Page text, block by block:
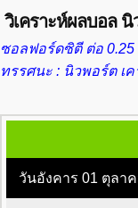
วิเคราะห์ผลบอล
ซอลฟอร์ดซิตี ต่อ 0.25
ทรรศนะ : นิวพอร์ต เ
วันอังคาร 01 ตุลา